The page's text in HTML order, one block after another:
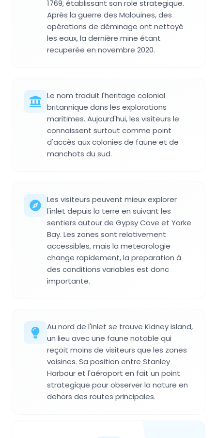
1769, établissant son role strategique.
Après la guerre des Malouines, des
opérations de déminage ont nettoyé
les eaux, la dernière mine étant
recuperée en novembre 2020.
Le nom traduit l'heritage colonial
britannique dans les explorations
maritimes. Aujourd'hui, les visiteurs le
connaissent surtout comme point
d'accès aux colonies de faune et de
manchots du sud.
Les visiteurs peuvent mieux explorer
l'inlet depuis la terre en suivant les
sentiers autour de Gypsy Cove et Yorke
Bay. Les zones sont relativement
accessibles, mais la meteorologie
change rapidement, la preparation à
des conditions variables est donc
importante.
Au nord de l'inlet se trouve Kidney Island,
un lieu avec une faune notable qui
reçoit moins de visiteurs que les zones
voisines. Sa position entre Stanley
Harbour et l'aéroport en fait un point
strategique pour observer la nature en
dehors des routes principales.